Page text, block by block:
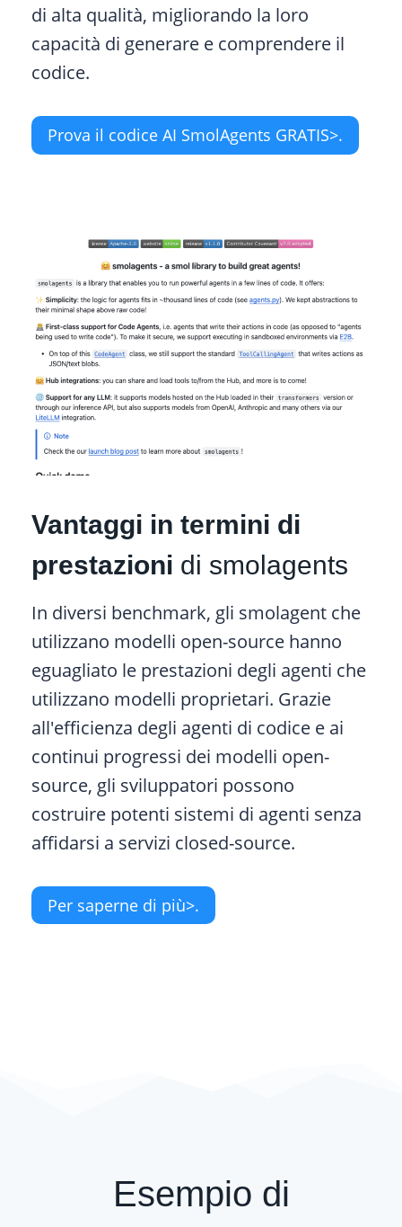
di alta qualità, migliorando la loro
capacità di generare e comprendere il
codice.
Prova il codice AI SmolAgents GRATIS>.
Vantaggi in termini di
prestazioni di smolagents
In diversi benchmark, gli smolagent che
utilizzano modelli open-source hanno
eguagliato le prestazioni degli agenti che
utilizzano modelli proprietari. Grazie
all'efficienza degli agenti di codice e ai
continui progressi dei modelli open-
source, gli sviluppatori possono
costruire potenti sistemi di agenti senza
affidarsi a servizi closed-source.
Per saperne di più>.
Esempio di